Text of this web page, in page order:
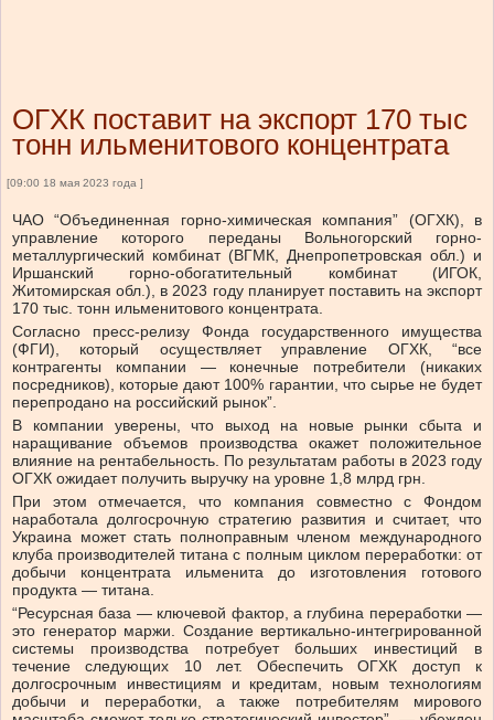
ОГХК поставит на экспорт 170 тыс
тонн ильменитового концентрата
[09:00 18 мая 2023 года ]
ЧАО “Объединенная горно-химическая компания” (ОГХК), в
управление которого переданы Вольногорский горно-
металлургический комбинат (ВГМК, Днепропетровская обл.) и
Иршанский горно-обогатительный комбинат (ИГОК,
Житомирская обл.), в 2023 году планирует поставить на экспорт
170 тыс. тонн ильменитового концентрата.
Согласно пресс-релизу Фонда государственного имущества
(ФГИ), который осуществляет управление ОГХК, “все
контрагенты компании — конечные потребители (никаких
посредников), которые дают 100% гарантии, что сырье не будет
перепродано на российский рынок”.
В компании уверены, что выход на новые рынки сбыта и
наращивание объемов производства окажет положительное
влияние на рентабельность. По результатам работы в 2023 году
ОГХК ожидает получить выручку на уровне 1,8 млрд грн.
При этом отмечается, что компания совместно с Фондом
наработала долгосрочную стратегию развития и считает, что
Украина может стать полноправным членом международного
клуба производителей титана с полным циклом переработки: от
добычи концентрата ильменита до изготовления готового
продукта — титана.
“Ресурсная база — ключевой фактор, а глубина переработки —
это генератор маржи. Создание вертикально-интегрированной
системы производства потребует больших инвестиций в
течение следующих 10 лет. Обеспечить ОГХК доступ к
долгосрочным инвестициям и кредитам, новым технологиям
добычи и переработки, а также потребителям мирового